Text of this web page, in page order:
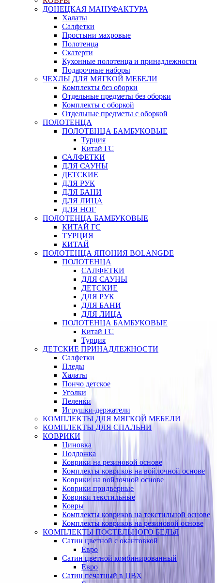
ДОНЕЦКАЯ МАНУФАКТУРА
Халаты
Салфетки
Простыни махровые
Полотенца
Скатерти
Кухонные полотенца и принадлежности
Подарочные наборы
ЧЕХЛЫ ДЛЯ МЯГКОЙ МЕБЕЛИ
Комплекты без оборки
Отдельные предметы без оборки
Комплекты с оборкой
Отдельные предметы с оборкой
ПОЛОТЕНЦА
ПОЛОТЕНЦА БАМБУКОВЫЕ
Турция
Китай ГС
САЛФЕТКИ
ДЛЯ САУНЫ
ДЕТСКИЕ
ДЛЯ РУК
ДЛЯ БАНИ
ДЛЯ ЛИЦА
ДЛЯ НОГ
ПОЛОТЕНЦА БАМБУКОВЫЕ
КИТАЙ ГС
ТУРЦИЯ
КИТАЙ
ПОЛОТЕНЦА ЯПОНИЯ BOLANGDE
ПОЛОТЕНЦА
САЛФЕТКИ
ДЛЯ САУНЫ
ДЕТСКИЕ
ДЛЯ РУК
ДЛЯ БАНИ
ДЛЯ ЛИЦА
ПОЛОТЕНЦА БАМБУКОВЫЕ
Китай ГС
Турция
ДЕТСКИЕ ПРИНАДЛЕЖНОСТИ
Салфетки
Пледы
Халаты
Пончо детское
Уголки
Пеленки
Игрушки-держатели
КОМПЛЕКТЫ ДЛЯ МЯГКОЙ МЕБЕЛИ
КОМПЛЕКТЫ ДЛЯ СПАЛЬНИ
КОВРИКИ
Циновка
Подложка
Коврики на резиновой основе
Комплекты ковриков на войлочной основе
Коврики на войлочной основе
Коврики придверные
Коврики текстильные
Ковры
Комплекты ковриков на текстильной основе
Комплекты ковриков на резиновой основе
КОМПЛЕКТЫ ПОСТЕЛЬНОГО БЕЛЬЯ
Сатин цветной с окантовкой
Евро
Сатин цветной комбинированный
Евро
Сатин печатный в ПВХ